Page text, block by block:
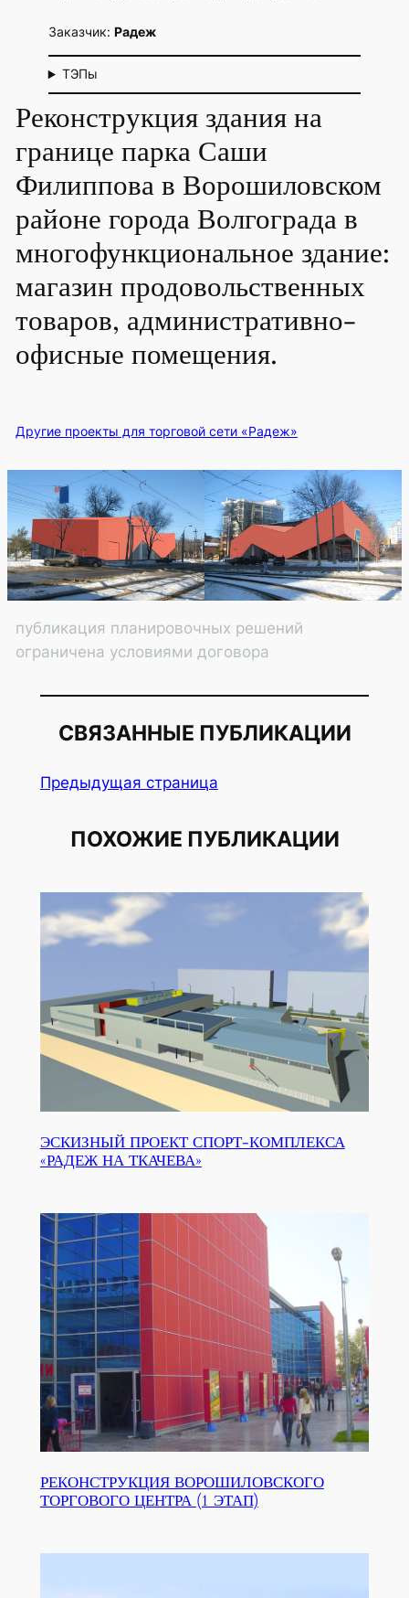
Заказчик: Радеж
ТЭПы
Реконструкция здания на
границе парка Саши
Филиппова в Ворошиловском
районе города Волгограда в
многофункциональное здание:
магазин продовольственных
товаров, административно-
офисные помещения.
Другие проекты для торговой сети «Радеж»
публикация планировочных решений
ограничена условиями договора
СВЯЗАННЫЕ ПУБЛИКАЦИИ
Предыдущая страница
ПОХОЖИЕ ПУБЛИКАЦИИ
ЭСКИЗНЫЙ ПРОЕКТ СПОРТ-КОМПЛЕКСА
«РАДЕЖ НА ТКАЧЕВА»
РЕКОНСТРУКЦИЯ ВОРОШИЛОВСКОГО
ТОРГОВОГО ЦЕНТРА (1 ЭТАП)